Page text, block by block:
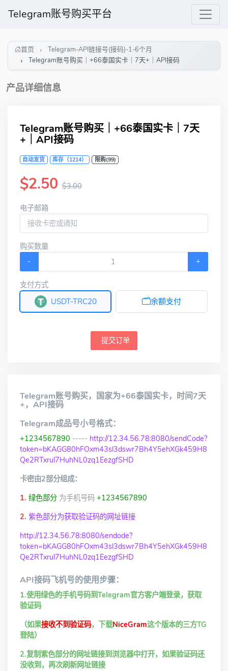
Telegram账号购买平台
首页
Telegram-API链接号(接码)-1-6个月
Telegram账号购买｜+66泰国实卡｜7天+｜API接码
产品详细信息
Telegram账号购买｜+66泰国实卡｜7天
+｜API接码
自动发货 库存（1214） 限购(99)
$2.50 $3.00
电子邮箱
购买数量
-
+
支付方式
USDT-TRC20
余额支付
提交订单
Telegram账号购买，国家为+66泰国实卡，时间7天
+，API接码
Telegram成品号小号格式：
+1234567890 ----- http://12.34.56.78:8080/sendCode?
token=bKAGG80hFOxm43sl3dswr7Bh4Y5ehXGk459H8
Qe2RTxrul7HuhNL0zq1EezgfSHD
卡密由2部分组成：
1. 绿色部分 为手机号码 +1234567890
2. 紫色部分为获取验证码的网址链接
http://12.34.56.78:8080/sendode?
token=bKAGG80hFOxm43sl3dswr7Bh4Y5ehXGk459H8
Qe2RTxrul7HuhNL0zq1EezgfSHD
API接码飞机号的使用步骤：
1.使用绿色的手机号码到Telegram官方客户端登录，获取
验证码
（如果接收不到验证码，下载NiceGram这个版本的三方TG
登陆）
2.复制紫色部分的网址链接到浏览器中打开，如果验证码还
没收到，再次刷新网址链接